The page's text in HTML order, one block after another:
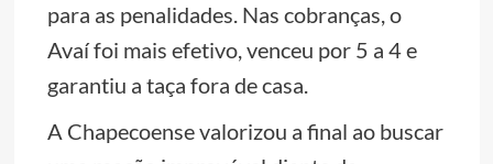
para as penalidades. Nas cobranças, o
Avaí foi mais efetivo, venceu por 5 a 4 e
garantiu a taça fora de casa.
A Chapecoense valorizou a final ao buscar